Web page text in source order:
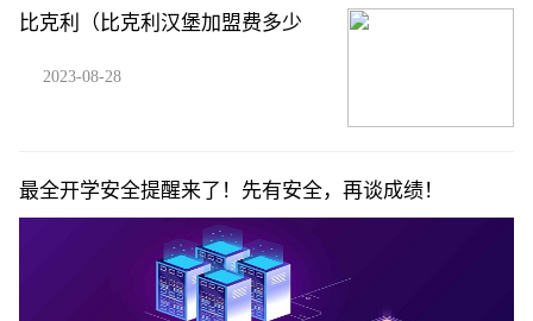
比克利（比克利汉堡加盟费多少
2023-08-28
最全开学安全提醒来了！先有安全，再谈成绩！